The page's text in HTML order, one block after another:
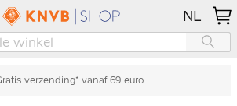
NL
verzending* vanaf 69 euro